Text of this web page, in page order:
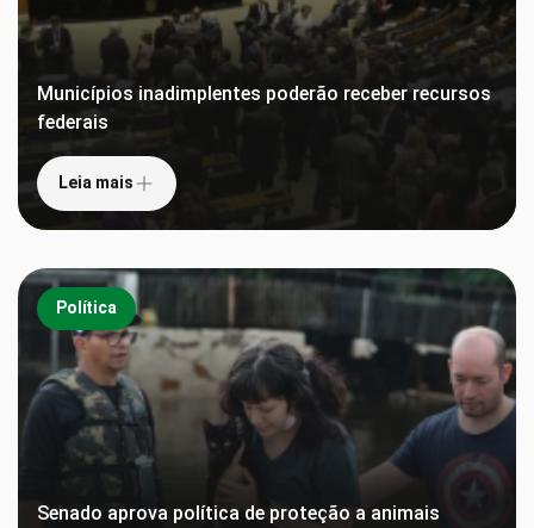
Municípios inadimplentes poderão receber recursos
federais
Leia mais
Política
Senado aprova política de proteção a animais